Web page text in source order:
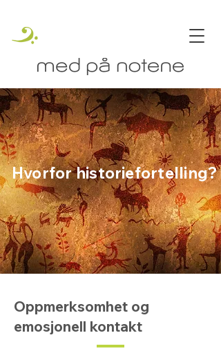
Hvorfor historiefortelling?
Oppmerksomhet og
emosjonell kontakt